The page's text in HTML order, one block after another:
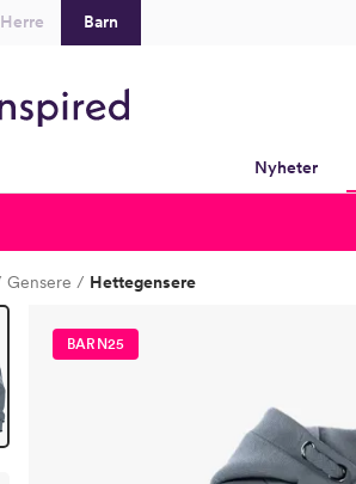
Herre Barn
Nyheter
Gensere Hettegensere
BARN25